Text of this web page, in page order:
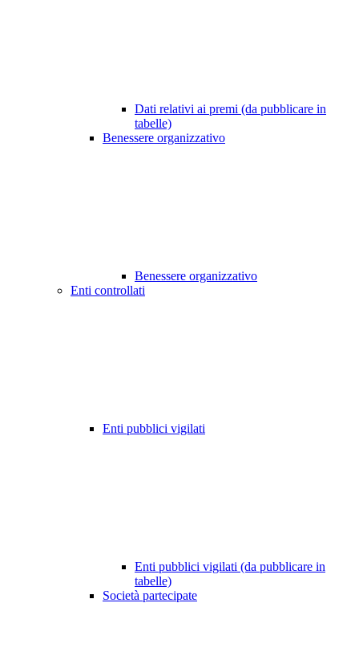
Dati relativi ai premi (da pubblicare in
tabelle)
Benessere organizzativo
Benessere organizzativo
Enti controllati
Enti pubblici vigilati
Enti pubblici vigilati (da pubblicare in
tabelle)
Società partecipate